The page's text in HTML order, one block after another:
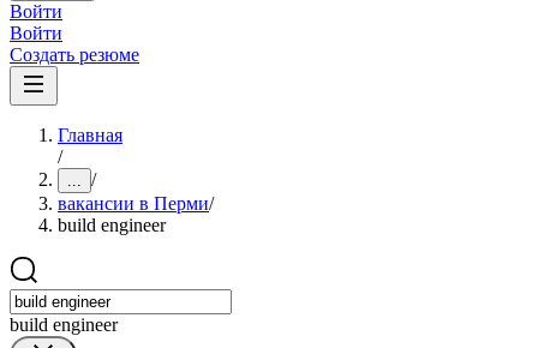
Войти
Войти
Создать резюме
Главная
/
... /
вакансии в Перми/
build engineer
build engineer